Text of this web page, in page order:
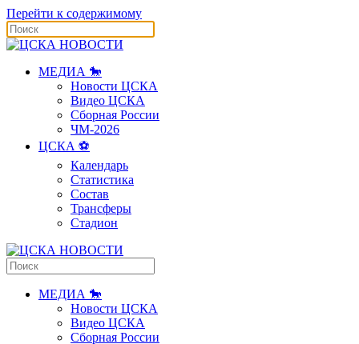
Перейти к содержимому
МЕДИА 🐎
Новости ЦСКА
Видео ЦСКА
Сборная России
ЧМ-2026
ЦСКА ⚽️
Календарь
Статистика
Состав
Трансферы
Стадион
МЕДИА 🐎
Новости ЦСКА
Видео ЦСКА
Сборная России